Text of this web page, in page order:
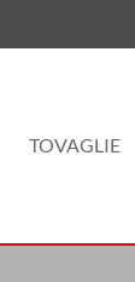
TOVAGLIE